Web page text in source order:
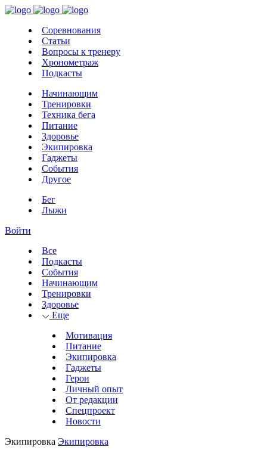
Соревнования
Статьи
Вопросы к тренеру
Хронометраж
Подкасты
Начинающим
Тренировки
Техника бега
Питание
Здоровье
Экипировка
Гаджеты
События
Другое
Бег
Лыжи
Войти
Все
Подкасты
События
Начинающим
Тренировки
Здоровье
Еще
Мотивация
Питание
Экипировка
Гаджеты
Герои
Личный опыт
От редакции
Спецпроект
Новости
Экипировка Экипировка